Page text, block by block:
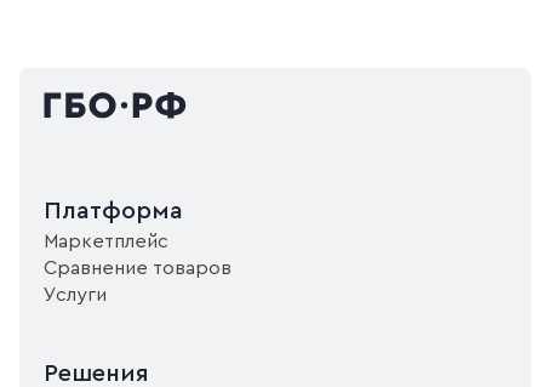
Платформа
Маркетплейс
Сравнение товаров
Услуги
Решения